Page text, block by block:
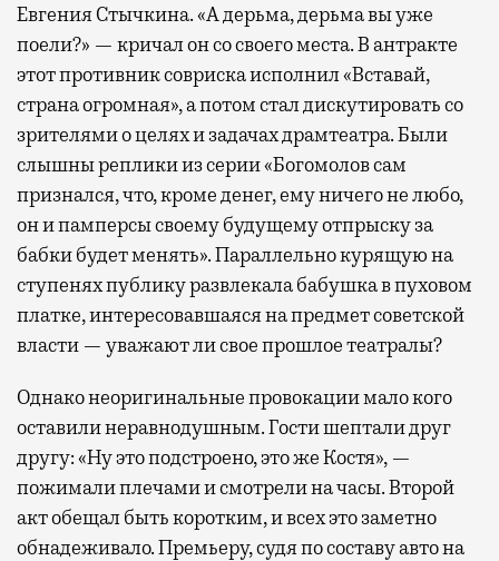
Евгения Стычкина. «А дерьма, дерьма вы уже
поели?» — кричал он со своего места. В антракте
этот противник совриска исполнил «Вставай,
страна огромная», а потом стал дискутировать со
зрителями о целях и задачах драмтеатра. Были
слышны реплики из серии «Богомолов сам
признался, что, кроме денег, ему ничего не любо,
он и памперсы своему будущему отпрыску за
бабки будет менять». Параллельно курящую на
ступенях публику развлекала бабушка в пуховом
платке, интересовавшаяся на предмет советской
власти — уважают ли свое прошлое театралы?
Однако неоригинальные провокации мало кого
оставили неравнодушным. Гости шептали друг
другу: «Ну это подстроено, это же Костя», —
пожимали плечами и смотрели на часы. Второй
акт обещал быть коротким, и всех это заметно
обнадеживало. Премьеру, судя по составу авто на